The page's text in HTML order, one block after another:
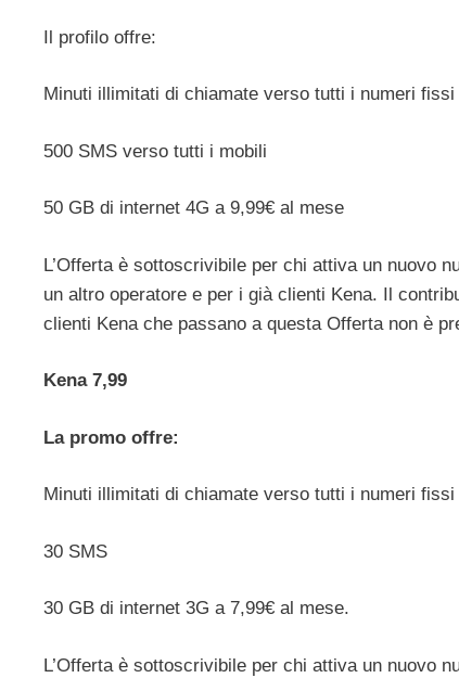
Il profilo offre:
Minuti illimitati di chiamate verso tutti i numeri fissi
500 SMS verso tutti i mobili
50 GB di internet 4G a 9,99€ al mese
L’Offerta è sottoscrivibile per chi attiva un nuovo
un altro operatore e per i già clienti Kena. Il
clienti Kena che passano a questa Offerta non è
Kena 7,99
La promo offre:
Minuti illimitati di chiamate verso tutti i numeri fissi
30 SMS
30 GB di internet 3G a 7,99€ al mese.
L’Offerta è sottoscrivibile per chi attiva un nuovo